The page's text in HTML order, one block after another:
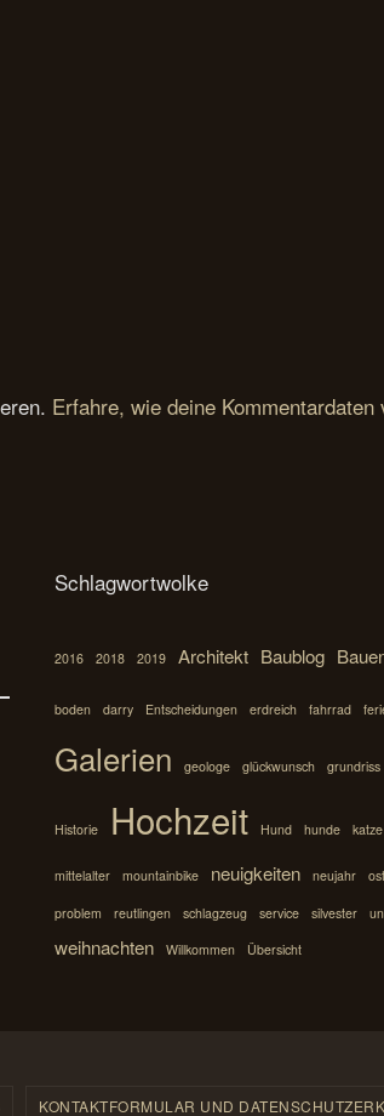
Erfahre, wie deine
Schlagwortwolke
2016 2018 2019 Architekt Baublog
boden darry Entscheidungen erdreich fahrrad
Galerien
geologe glückwunsch grundriss
Historie Hochzeit Hund hunde katze
mittelalter mountainbike neuigkeiten neujahr
problem reutlingen schlagzeug service silvester
weihnachten Willkommen Übersicht
KONTAKTFORMULAR UND